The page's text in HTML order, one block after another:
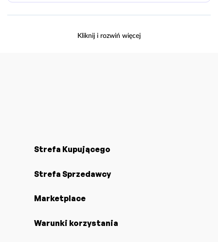
Kliknij i rozwiń więcej
Strefa Kupującego
Strefa Sprzedawcy
Marketplace
Warunki korzystania